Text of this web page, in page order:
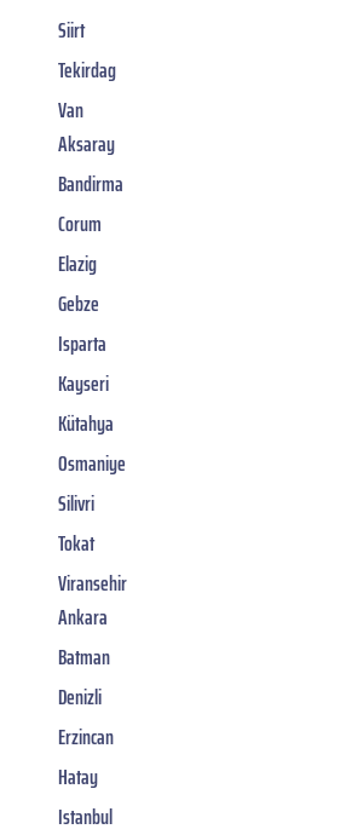
Siirt
Tekirdag
Van
Aksaray
Bandirma
Corum
Elazig
Gebze
Isparta
Kayseri
Kütahya
Osmaniye
Silivri
Tokat
Viransehir
Ankara
Batman
Denizli
Erzincan
Hatay
Istanbul